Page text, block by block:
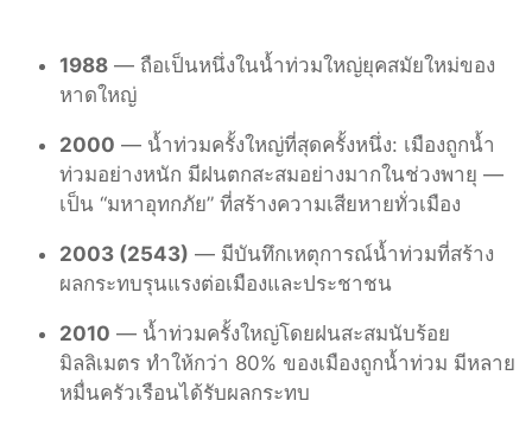
1988 — ถือเป็นหนึ่งในน้ำท่วมใหญ่ยุคสมัยใหม่ของ
หาดใหญ่
2000 — น้ำท่วมครั้งใหญ่ที่สุดครั้งหนึ่ง: เมืองถูกน้ำ
ท่วมอย่างหนัก มีฝนตกสะสมอย่างมากในช่วงพายุ —
เป็น “มหาอุทกภัย” ที่สร้างความเสียหายทั่วเมือง
2003 (2543) — มีบันทึกเหตุการณ์น้ำท่วมที่สร้าง
ผลกระทบรุนแรงต่อเมืองและประชาชน
2010 — น้ำท่วมครั้งใหญ่โดยฝนสะสมนับร้อย
มิลลิเมตร ทำให้กว่า 80% ของเมืองถูกน้ำท่วม มีหลาย
หมื่นครัวเรือนได้รับผลกระทบ